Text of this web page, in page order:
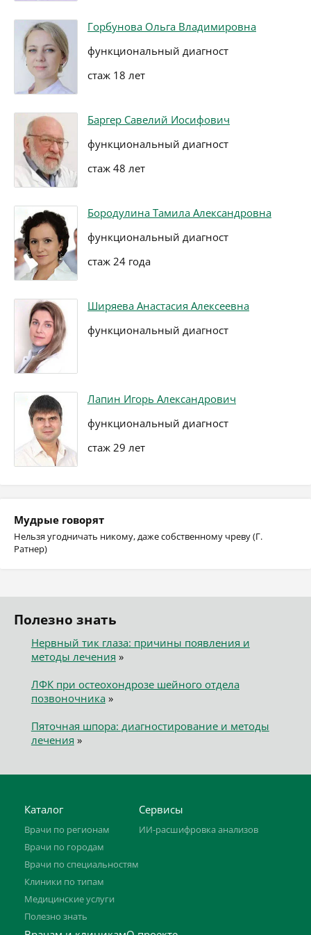
Горбунова Ольга Владимировна
функциональный диагност
стаж 18 лет
Баргер Савелий Иосифович
функциональный диагност
стаж 48 лет
Бородулина Тамила Александровна
функциональный диагност
стаж 24 года
Ширяева Анастасия Алексеевна
функциональный диагност
Лапин Игорь Александрович
функциональный диагност
стаж 29 лет
Мудрые говорят
Нельзя угодничать никому, даже собственному чреву (Г.
Ратнер)
Полезно знать
Нервный тик глаза: причины появления и
методы лечения »
ЛФК при остеохондрозе шейного отдела
позвоночника»
Пяточная шпора: диагностирование и методы
лечения »
Каталог
Врачи по регионам
Врачи по городам
Врачи по специальностям
Клиники по типам
Медицинские услуги
Полезно знать
Сервисы
ИИ-расшифровка анализов